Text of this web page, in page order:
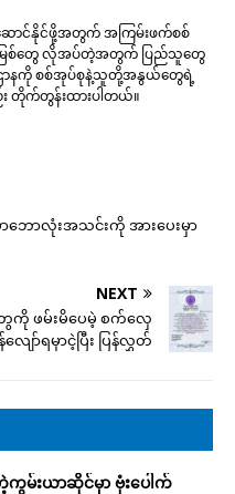
ာင်နိုင်ဖို့အတွက် အကြမ်းဖက်စစ်
ြစ်တွေ လိုအပ်တဲ့အတွက် ပြည်သူတွေ
ဌာနကို စစ်အုပ်စုနဲ့သူတို့အနွယ်တွေရဲ့
တိုက်တွန်းထားပါတယ်။
ဘောလုံးအသင်းကို အားပေးမှာ
NEXT
ကို ဖမ်းမိပေမဲ့ စက်လှေ
ျော်ရမှာငဲ့ပြီး ပြန်လွှတ်
မ်းယာဆိုင်မှာ ဗုံးပေါက်